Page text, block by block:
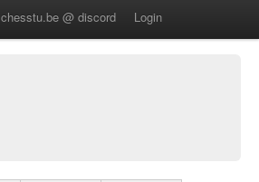
chesstu.be @ discord Login